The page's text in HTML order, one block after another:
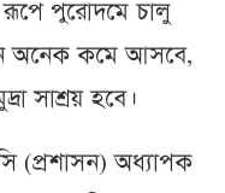
রূপে পুরোদমে চালু
অনেক কমে আসবে,
সাশ্রয় হবে।
(প্রশাসন) অধ্যাপক